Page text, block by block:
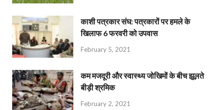
काशी पत्रकार संघ: पत्रकारों पर हमले के
खिलाफ 6 फरवरी को उपवास
February 5, 2021
कम मजदूरी और स्वास्थ्य जोखिमों के बीच झूलते
बीड़ी श्रमिक
February 2, 2021